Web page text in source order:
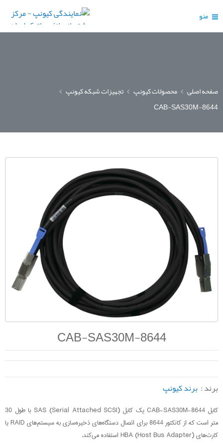
منو
صفحه اصلی محصولات کیونپ
تجهیزات شبکه کیونپ
CAB-SAS30M-8644
CAB-SAS30M-8644
برند : برند کیونپ
کابل CAB-SAS30M-8644 یک کابل SAS (Serial Attached SCSI) با طول 30
متر است که از کانکتور 8644 برای اتصال دستگاه‌های ذخیره‌سازی به سیستم‌های RAID یا
کارت‌های HBA (Host Bus Adapter) استفاده می‌کند.